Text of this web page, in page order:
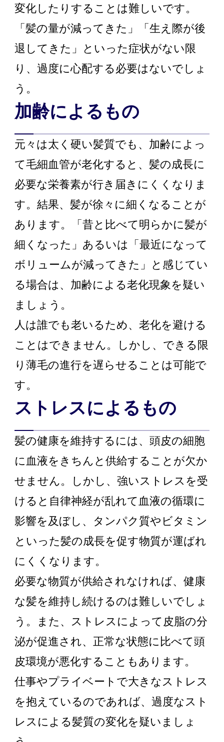
変化したりすることは難しいです。
「髪の量が減ってきた」「生え際が後
退してきた」といった症状がない限
り、過度に心配する必要はないでしょ
う。
加齢によるもの
元々は太く硬い髪質でも、加齢によっ
て毛細血管が老化すると、髪の成長に
必要な栄養素が行き届きにくくなりま
す。結果、髪が徐々に細くなることが
あります。「昔と比べて明らかに髪が
細くなった」あるいは「最近になって
ボリュームが減ってきた」と感じてい
る場合は、加齢による老化現象を疑い
ましょう。
人は誰でも老いるため、老化を避ける
ことはできません。しかし、できる限
り薄毛の進行を遅らせることは可能で
す。
ストレスによるもの
髪の健康を維持するには、頭皮の細胞
に血液をきちんと供給することが欠か
せません。しかし、強いストレスを受
けると自律神経が乱れて血液の循環に
影響を及ぼし、タンパク質やビタミン
といった髪の成長を促す物質が運ばれ
にくくなります。
必要な物質が供給されなければ、健康
な髪を維持し続けるのは難しいでしょ
う。また、ストレスによって皮脂の分
泌が促進され、正常な状態に比べて頭
皮環境が悪化することもあります。
仕事やプライベートで大きなストレス
を抱えているのであれば、過度なスト
レスによる髪質の変化を疑いましょ